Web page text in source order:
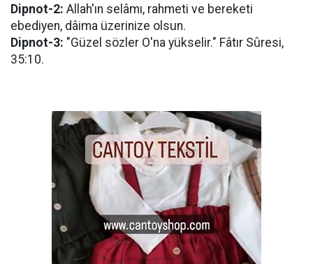
Dipnot-2: Allah'ın selâmı, rahmeti ve bereketi
ebediyen, dâima üzerinize olsun.
Dipnot-3: "Güzel sözler O'na yükselir." Fâtır Sûresi,
35:10.